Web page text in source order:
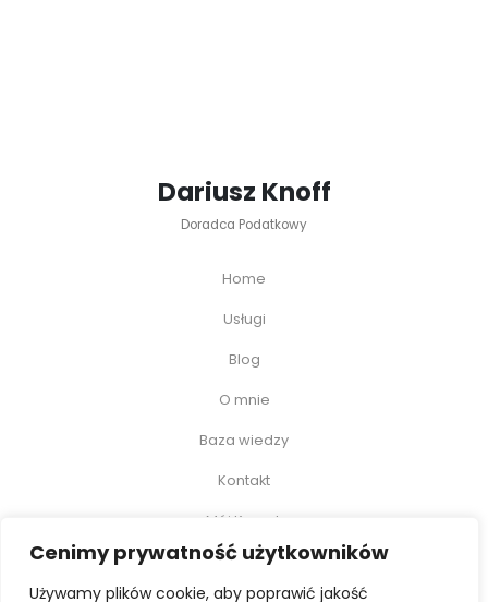
Cenimy prywatność użytkowników
Używamy plików cookie, aby poprawić jakość
Dariusz Knoff
Doradca Podatkowy
Home
Usługi
Blog
O mnie
Baza wiedzy
Kontakt
Mój Koszyk
Moje Konto